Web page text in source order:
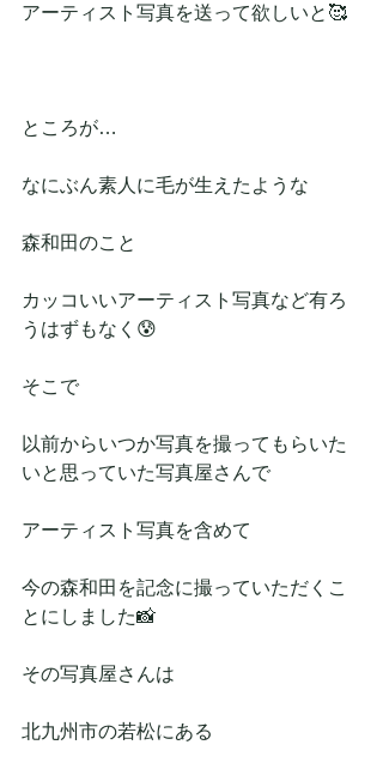
アーティスト写真を送って欲しいと🥰
ところが…
なにぶん素人に毛が生えたような
森和田のこと
カッコいいアーティスト写真など有ろ
うはずもなく😰
そこで
以前からいつか写真を撮ってもらいた
いと思っていた写真屋さんで
アーティスト写真を含めて
今の森和田を記念に撮っていただくこ
とにしました📸
その写真屋さんは
北九州市の若松にある